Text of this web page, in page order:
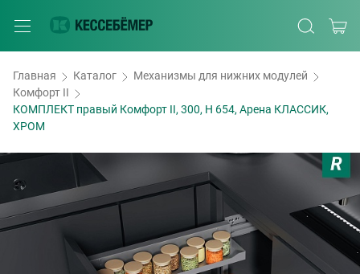
Главная Каталог
Механизмы для нижних модулей
Комфорт II
КОМПЛЕКТ правый Комфорт II, 300, H 654, Арена КЛАССИК,
ХРОМ